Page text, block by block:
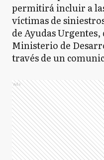
permitirá incluir a
víctimas de
de Ayudas
Ministerio de
través de un
Ads